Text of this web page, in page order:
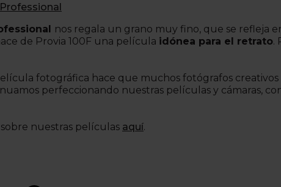
nos regala un grano muy fino, que se refleja
de Provia 100F una película idónea para el retrato.
fotográfica hace que muchos fotógrafos creativos
perfeccionando nuestras películas y cámaras,
nuestras películas aquí.